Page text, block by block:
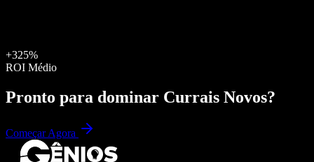
+325%
ROI Médio
Pronto para dominar Currais Novos?
Começar Agora